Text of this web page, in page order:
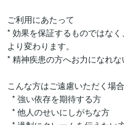
ご利用にあたって
* 効果を保証するものではな
より変わります。
* 精神疾患の方へお力になれ
こんな方はご遠慮いただく場